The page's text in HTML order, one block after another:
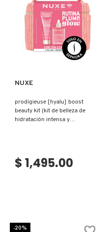
Ver más
NUXE
prodigieuse [hyalu] boost
beauty kit (kit de belleza de
hidratación intensa y
$ 1,495.00
-20%